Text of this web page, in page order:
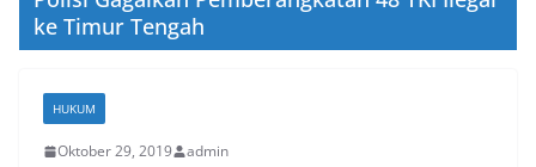
ke Timur Tengah
HUKUM
Oktober 29, 2019 admin